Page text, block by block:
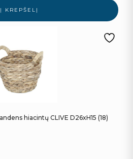
Į KREPŠELĮ